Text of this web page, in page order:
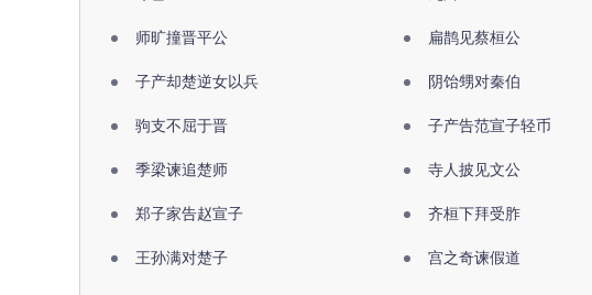
师旷撞晋平公 扁鹊见蔡桓公
子产却楚逆女以兵 阴饴甥对秦伯
驹支不屈于晋 子产告范宣子轻币
季梁谏追楚师 寺人披见文公
郑子家告赵宣子 齐桓下拜受胙
王孙满对楚子 宫之奇谏假道